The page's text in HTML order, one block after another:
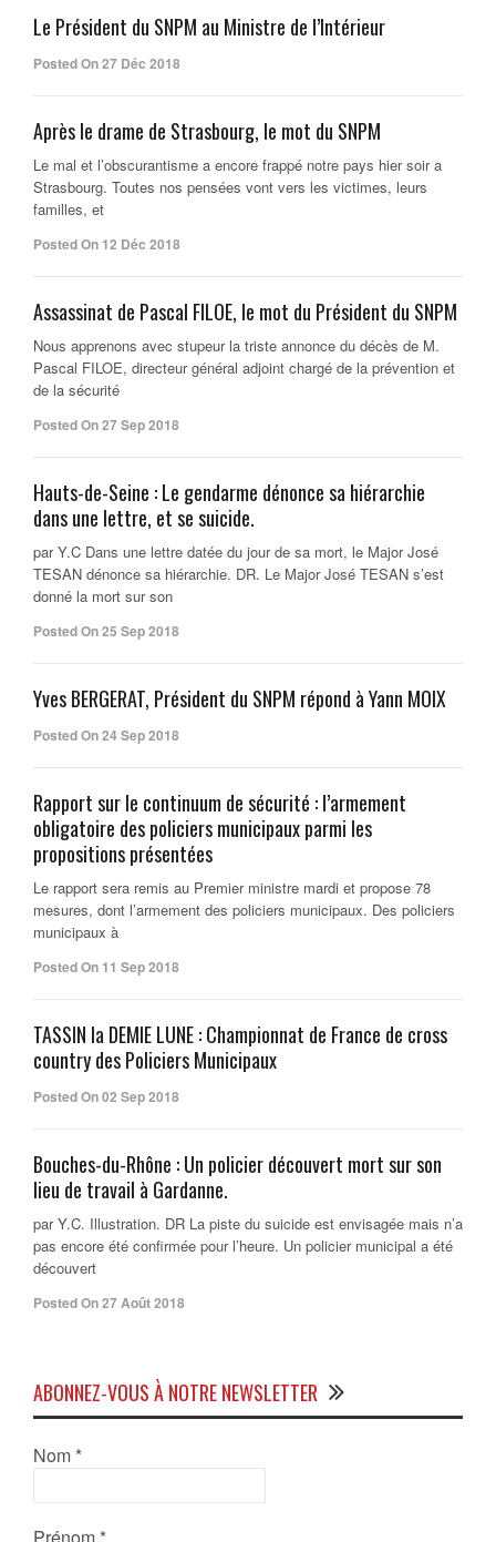
Le Président du SNPM au Ministre de l’Intérieur
Posted On 27 Déc 2018
Après le drame de Strasbourg, le mot du SNPM
Le mal et l’obscurantisme a encore frappé notre pays hier soir a
Strasbourg. Toutes nos pensées vont vers les victimes, leurs
familles, et
Posted On 12 Déc 2018
Assassinat de Pascal FILOE, le mot du Président du SNPM
Nous apprenons avec stupeur la triste annonce du décès de M.
Pascal FILOE, directeur général adjoint chargé de la prévention et
de la sécurité
Posted On 27 Sep 2018
Hauts-de-Seine : Le gendarme dénonce sa hiérarchie
dans une lettre, et se suicide.
par Y.C Dans une lettre datée du jour de sa mort, le Major José
TESAN dénonce sa hiérarchie. DR. Le Major José TESAN s’est
donné la mort sur son
Posted On 25 Sep 2018
Yves BERGERAT, Président du SNPM répond à Yann MOIX
Posted On 24 Sep 2018
Rapport sur le continuum de sécurité : l’armement
obligatoire des policiers municipaux parmi les
propositions présentées
Le rapport sera remis au Premier ministre mardi et propose 78
mesures, dont l’armement des policiers municipaux. Des policiers
municipaux à
Posted On 11 Sep 2018
TASSIN la DEMIE LUNE : Championnat de France de cross
country des Policiers Municipaux
Posted On 02 Sep 2018
Bouches-du-Rhône : Un policier découvert mort sur son
lieu de travail à Gardanne.
par Y.C. Illustration. DR La piste du suicide est envisagée mais n’a
pas encore été confirmée pour l’heure. Un policier municipal a été
découvert
Posted On 27 Août 2018
ABONNEZ-VOUS À NOTRE NEWSLETTER
Nom *